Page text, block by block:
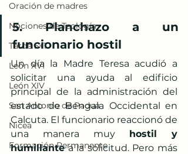
Oración de madres
Nociones de Teología
Tarde 5+1
León XVI
León XIV
San Antonio de Padua
Nicea
Formación Permanente
5. Planchazo a un
funcionario hostil
Un día la Madre Teresa acudió a
solicitar una ayuda al edificio
principal de la administración del
estado de Bengala Occidental en
Calcuta. El funcionario reaccionó de
una manera muy hostil y
humillante a la solicitud. Pero más